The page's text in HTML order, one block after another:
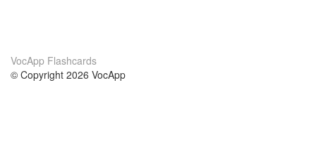
VocApp Flashcards
© Copyright 2026 VocApp